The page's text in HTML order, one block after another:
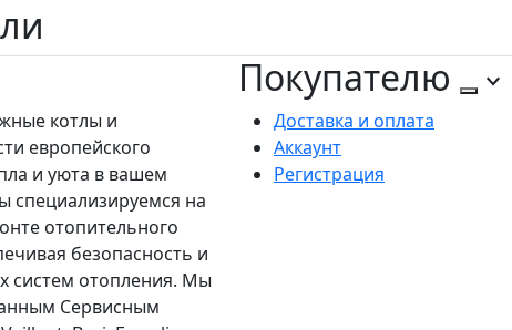
котлы и
европейского
и уюта в вашем
специализируемся на
отопительного
безопасность и
систем отопления. Мы
Сервисным
Покупателю
Доставка и оплата
Аккаунт
Регистрация